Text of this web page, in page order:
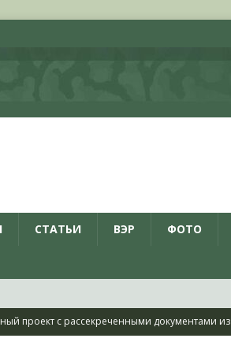
СТАТЬИ ВЭР ФОТО
проект с рассекреченными документами из